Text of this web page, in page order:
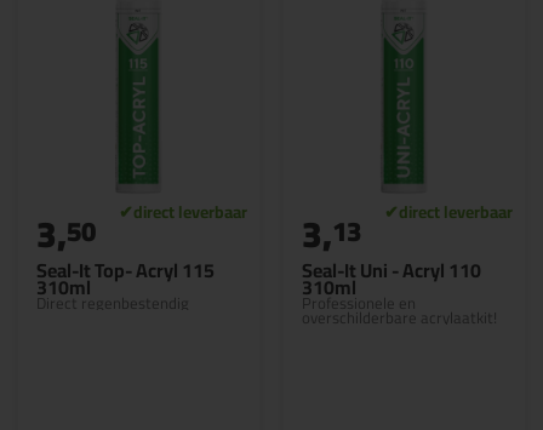
Seal-It Top- Acryl 115
310ml
Direct regenbestendig
3,50
Seal-It Uni - Acryl 110
310ml
Professionele en
overschilderbare acrylaatkit!
3,13